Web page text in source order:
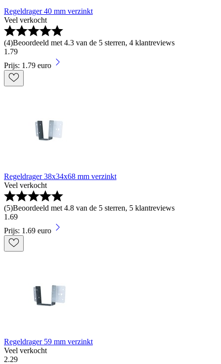
Regeldrager 40 mm verzinkt
Veel verkocht
(4)Beoordeeld met 4.3 van de 5 sterren, 4 klantreviews
1 .79
Prijs: 1.79 euro
Regeldrager 38x34x68 mm verzinkt
Veel verkocht
(5)Beoordeeld met 4.8 van de 5 sterren, 5 klantreviews
1 .69
Prijs: 1.69 euro
Regeldrager 59 mm verzinkt
Veel verkocht
2.29